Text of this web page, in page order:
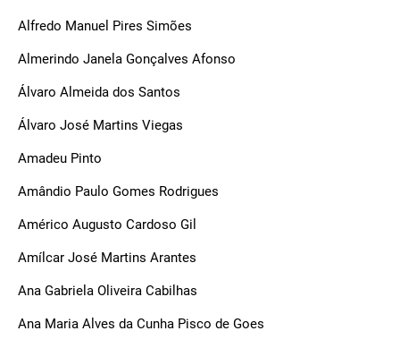
Alfredo Manuel Pires Simões
Almerindo Janela Gonçalves Afonso
Álvaro Almeida dos Santos
Álvaro José Martins Viegas
Amadeu Pinto
Amândio Paulo Gomes Rodrigues
Américo Augusto Cardoso Gil
Amílcar José Martins Arantes
Ana Gabriela Oliveira Cabilhas
Ana Maria Alves da Cunha Pisco de Goes